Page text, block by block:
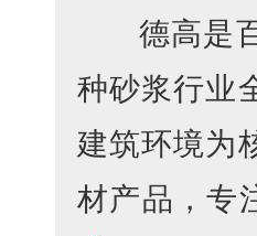
德高是
种砂浆行业
建筑环境为
材产品，专